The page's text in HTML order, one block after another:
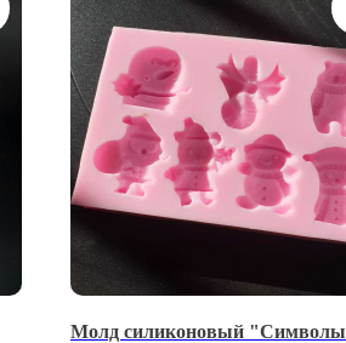
Молд силиконовый "Символы